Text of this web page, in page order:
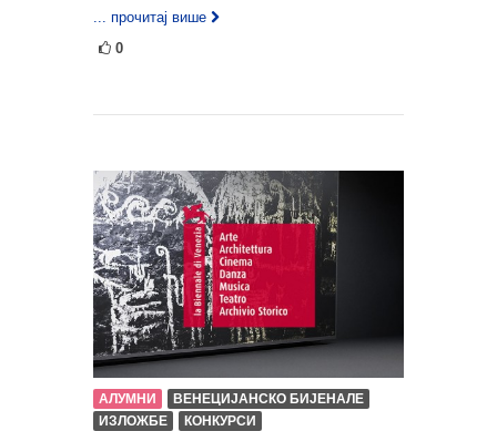
... прочитај више
0
АЛУМНИ
ВЕНЕЦИЈАНСКО БИЈЕНАЛЕ
ИЗЛОЖБЕ
КОНКУРСИ